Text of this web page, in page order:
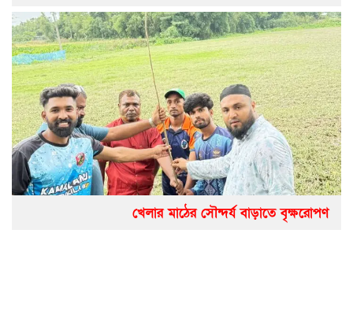
খেলার মাঠের সৌন্দর্য বাড়াতে বৃক্ষরোপণ